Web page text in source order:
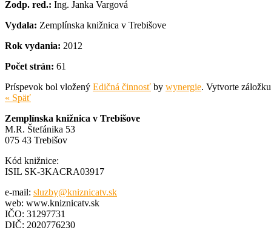
Zodp. red.: Ing. Janka Vargová
Vydala: Zemplínska knižnica v Trebišove
Rok vydania: 2012
Počet strán: 61
Príspevok bol vložený Edičná činnosť by wynergie. Vytvorte záložku
« Späť
Zemplínska knižnica v Trebišove
M.R. Štefánika 53
075 43 Trebišov
Kód knižnice:
ISIL SK-3KACRA03917
e-mail: sluzby@kniznicatv.sk
web: www.kniznicatv.sk
IČO: 31297731
DIČ: 2020776230